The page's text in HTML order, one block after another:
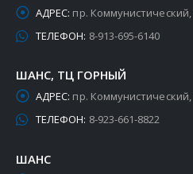
АДРЕС: пр. Коммунистический,
ТЕЛЕФОН: 8-913-695-6140
ШАНС, ТЦ ГОРНЫЙ
АДРЕС: пр. Коммунистический,
ТЕЛЕФОН: 8-923-661-8822
ШАНС